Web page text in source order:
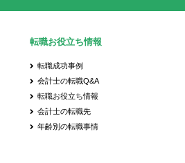
転職お役立ち情報
転職成功事例
会計士の転職Q&A
転職お役立ち情報
会計士の転職先
年齢別の転職事情